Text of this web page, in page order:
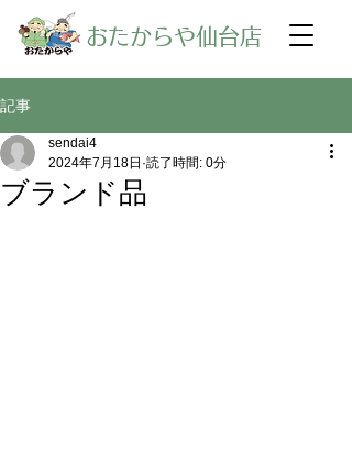
​おたからや仙台店
記事
ブランド品
sendai4
2024年7月18日 読了時間: 0分